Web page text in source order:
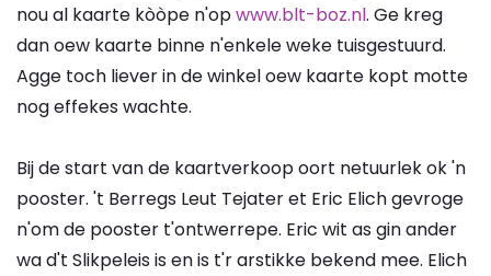
nou al kaarte kòòpe n'opwww.blt-boz.nl. Ge kreg
dan oew kaarte binne n'enkele weke tuisgestuurd.
Agge toch liever in de winkel oew kaarte kopt motte
nog effekes wachte.
Bij de start van de kaartverkoop oort netuurlek ok 'n
pooster. 't Berregs Leut Tejater et Eric Elich gevroge
n'om de pooster t'ontwerrepe. Eric wit as gin ander
wa d't Slikpeleis is en is t'r arstikke bekend mee. Elich